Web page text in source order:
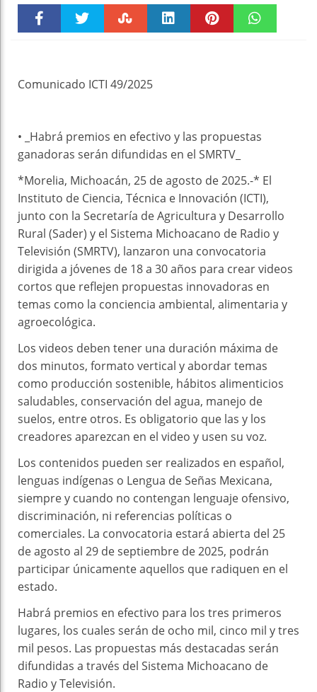
Comunicado ICTI 49/2025
• _Habrá premios en efectivo y las propuestas
ganadoras serán difundidas en el SMRTV_
*Morelia, Michoacán, 25 de agosto de 2025.-* El
Instituto de Ciencia, Técnica e Innovación (ICTI),
junto con la Secretaría de Agricultura y Desarrollo
Rural (Sader) y el Sistema Michoacano de Radio y
Televisión (SMRTV), lanzaron una convocatoria
dirigida a jóvenes de 18 a 30 años para crear videos
cortos que reflejen propuestas innovadoras en
temas como la conciencia ambiental, alimentaria y
agroecológica.
Los videos deben tener una duración máxima de
dos minutos, formato vertical y abordar temas
como producción sostenible, hábitos alimenticios
saludables, conservación del agua, manejo de
suelos, entre otros. Es obligatorio que las y los
creadores aparezcan en el video y usen su voz.
Los contenidos pueden ser realizados en español,
lenguas indígenas o Lengua de Señas Mexicana,
siempre y cuando no contengan lenguaje ofensivo,
discriminación, ni referencias políticas o
comerciales. La convocatoria estará abierta del 25
de agosto al 29 de septiembre de 2025, podrán
participar únicamente aquellos que radiquen en el
estado.
Habrá premios en efectivo para los tres primeros
lugares, los cuales serán de ocho mil, cinco mil y tres
mil pesos. Las propuestas más destacadas serán
difundidas a través del Sistema Michoacano de
Radio y Televisión.